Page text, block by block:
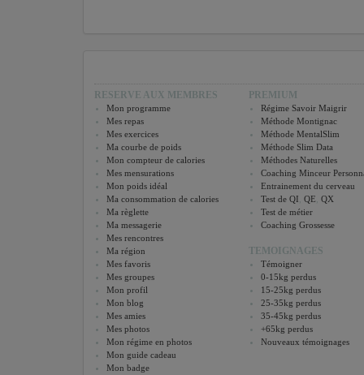
RESERVE AUX MEMBRES
Mon programme
Mes repas
Mes exercices
Ma courbe de poids
Mon compteur de calories
Mes mensurations
Mon poids idéal
Ma consommation de calories
Ma règlette
Ma messagerie
Mes rencontres
Ma région
Mes favoris
Mes groupes
Mon profil
Mon blog
Mes amies
Mes photos
Mon régime en photos
Mon guide cadeau
Mon badge
PREMIUM
Régime Savoir Maigrir
Méthode Montignac
Méthode MentalSlim
Méthode Slim Data
Méthodes Naturelles
Coaching Minceur
Entrainement du cerveau
Test de QI,QE,QX
Test de métier
Coaching Grossesse
TEMOIGNAGES
Témoigner
0-15kg perdus
15-25kg perdus
25-35kg perdus
35-45kg perdus
+65kg perdus
Nouveaux témoignages